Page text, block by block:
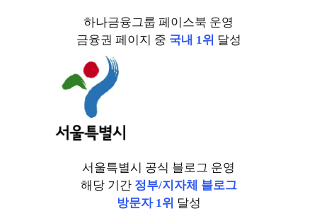
하나금융그룹 페이스북 운영
금융권 페이지 중 국내 1위 달성
서울특별시 공식 블로그 운영
해당 기간 정부/지자체 블로그
방문자 1위 달성